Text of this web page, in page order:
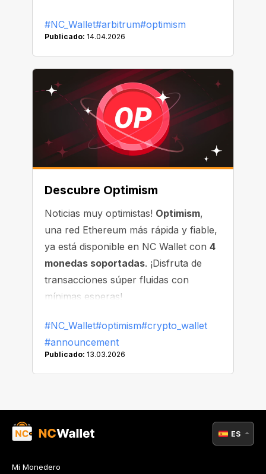
#NC_Wallet#arbitrum#optimism
Publicado: 14.04.2026
Descubre Optimism
Noticias muy optimistas! Optimism,
una red Ethereum más rápida y fiable,
ya está disponible en NC Wallet con 4
monedas soportadas. ¡Disfruta de
transacciones súper fluidas con
mínimas esperas!
#NC_Wallet#optimism#crypto_wallet
#announcement
Publicado: 13.03.2026
Mi Monedero
ES